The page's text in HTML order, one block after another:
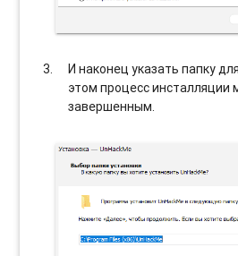
И наконец указать папку
этом процесс инсталляции
завершенным.